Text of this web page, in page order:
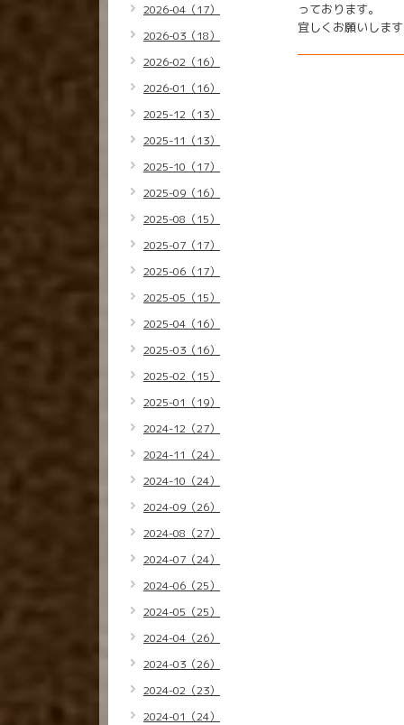
っております。
宜しくお願いしま
2026-04（17）
2026-03（18）
2026-02（16）
2026-01（16）
2025-12（13）
2025-11（13）
2025-10（17）
2025-09（16）
2025-08（15）
2025-07（17）
2025-06（17）
2025-05（15）
2025-04（16）
2025-03（16）
2025-02（15）
2025-01（19）
2024-12（27）
2024-11（24）
2024-10（24）
2024-09（26）
2024-08（27）
2024-07（24）
2024-06（25）
2024-05（25）
2024-04（26）
2024-03（26）
2024-02（23）
2024-01（24）